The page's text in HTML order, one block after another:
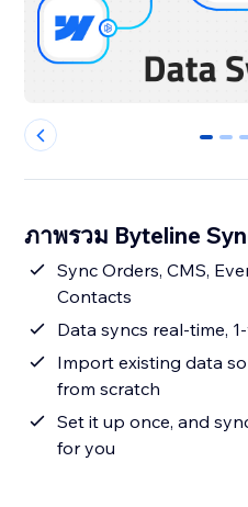
0 1 2
ภาพรวม Byteline
Sync Orders, CMS,
Contacts
Data syncs real-time,
Import existing data
from scratch
Set it up once, and
for you